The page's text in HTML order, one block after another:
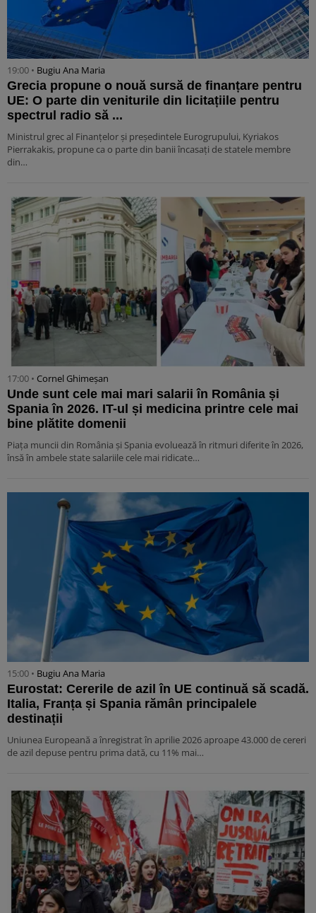
19:00 • Bugiu ⁠Ana Maria
Grecia propune o nouă sursă de finanțare pentru
UE: O parte din veniturile din licitațiile pentru
spectrul radio să ...
Ministrul grec al Finanțelor și președintele Eurogrupului, Kyriakos
Pierrakakis, propune ca o parte din banii încasați de statele membre
din…
17:00 • Cornel Ghimeșan
Unde sunt cele mai mari salarii în România și
Spania în 2026. IT-ul și medicina printre cele mai
bine plătite domenii
Piața muncii din România și Spania evoluează în ritmuri diferite în 2026,
însă în ambele state salariile cele mai ridicate…
15:00 • Bugiu ⁠Ana Maria
Eurostat: Cererile de azil în UE continuă să scadă.
Italia, Franța și Spania rămân principalele
destinații
Uniunea Europeană a înregistrat în aprilie 2026 aproape 43.000 de cereri
de azil depuse pentru prima dată, cu 11% mai…